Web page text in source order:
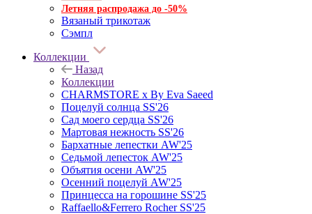
Летняя распродажа до -50%
Вязаный трикотаж
Сэмпл
Коллекции
Назад
Коллекции
CHARMSTORE х By Eva Saeed
Поцелуй солнца SS'26
Сад моего сердца SS'26
Мартовая нежность SS'26
Бархатные лепестки AW'25
Седьмой лепесток AW'25
Объятия осени AW'25
Осенний поцелуй AW'25
Принцесса на горошине SS'25
Raffaello&Ferrero Rocher SS'25